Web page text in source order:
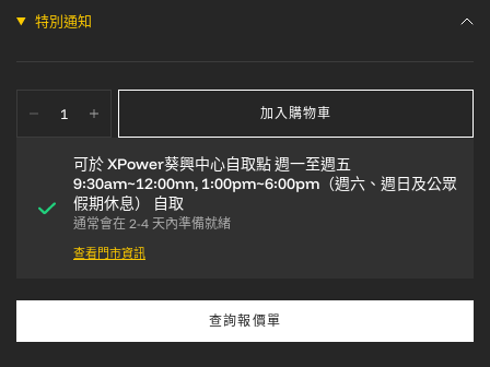
特別通知
加入購物車
可於XPower葵興中心自取點 週一至週五
9:30am~12:00nn, 1:00pm~6:00pm（週六、週日及公眾
假期休息）
自取
通常會在 2-4 天內準備就緒
查看門市資訊
查詢報價單